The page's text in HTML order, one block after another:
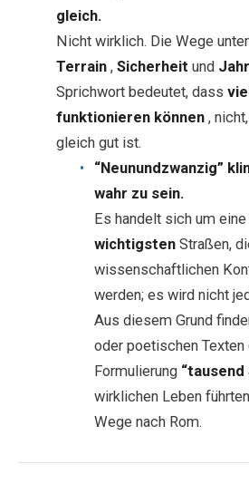
gleich.
Nicht wirklich. Die Wege
Terrain , Sicherheit und
Sprichwort bedeutet, dass
funktionieren können ,
gleich gut ist.
“Neunundzwanzig”
wahr zu sein.
Es handelt sich um eine
wichtigsten Straßen,
wissenschaftlichen
werden; es wird nicht
Aus diesem Grund
oder poetischen
Formulierung “tausend
wirklichen Leben
Wege nach Rom.